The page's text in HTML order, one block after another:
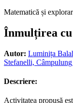
Matematică și
Înmulțirea
Autor: Luminița
Stefanelli,
Descriere:
Activitatea propusă